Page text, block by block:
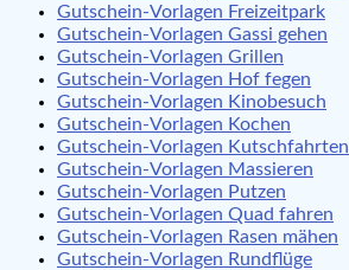
Gutschein-Vorlagen Freizeitpark
Gutschein-Vorlagen Gassi gehen
Gutschein-Vorlagen Grillen
Gutschein-Vorlagen Hof fegen
Gutschein-Vorlagen Kinobesuch
Gutschein-Vorlagen Kochen
Gutschein-Vorlagen Kutschfahrten
Gutschein-Vorlagen Massieren
Gutschein-Vorlagen Putzen
Gutschein-Vorlagen Quad fahren
Gutschein-Vorlagen Rasen mähen
Gutschein-Vorlagen Rundflüge